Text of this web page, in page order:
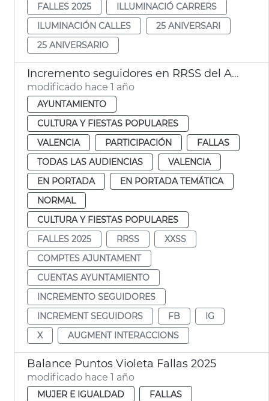
FALLES 2025
ILLUMINACIÓ CARRERS
ILUMINACIÓN CALLES
25 ANIVERSARI
25 ANIVERSARIO
Incremento seguidores en RRSS del Ayuntamiento
modificado hace 1 año
AYUNTAMIENTO
CULTURA Y FIESTAS POPULARES
VALENCIA
PARTICIPACIÓN
FALLAS
TODAS LAS AUDIENCIAS
VALENCIA
EN PORTADA
EN PORTADA TEMÁTICA
NORMAL
CULTURA Y FIESTAS POPULARES
FALLES 2025
RRSS
XXSS
COMPTES AJUNTAMENT
CUENTAS AYUNTAMIENTO
INCREMENTO SEGUIDORES
INCREMENT SEGUIDORS
FB
IG
X
AUGMENT INTERACCIONS
Balance Puntos Violeta Fallas 2025
modificado hace 1 año
MUJER E IGUALDAD
FALLAS